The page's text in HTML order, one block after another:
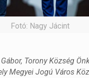
Fotó: Nagy Jácint
Torony Község
Megyei Jogú Város